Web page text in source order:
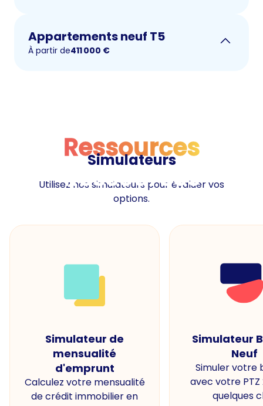
Appartements neuf T5
À partir de411 000 €
Ressources
Ressources
Simulateurs
Utilisez nos simulateurs pour évaluer vos
options.
Simulateur de
mensualité
d'emprunt
Calculez votre mensualité
de crédit immobilier en
Simulateur
Neuf
Simuler votre
avec votre PTZ
quelques